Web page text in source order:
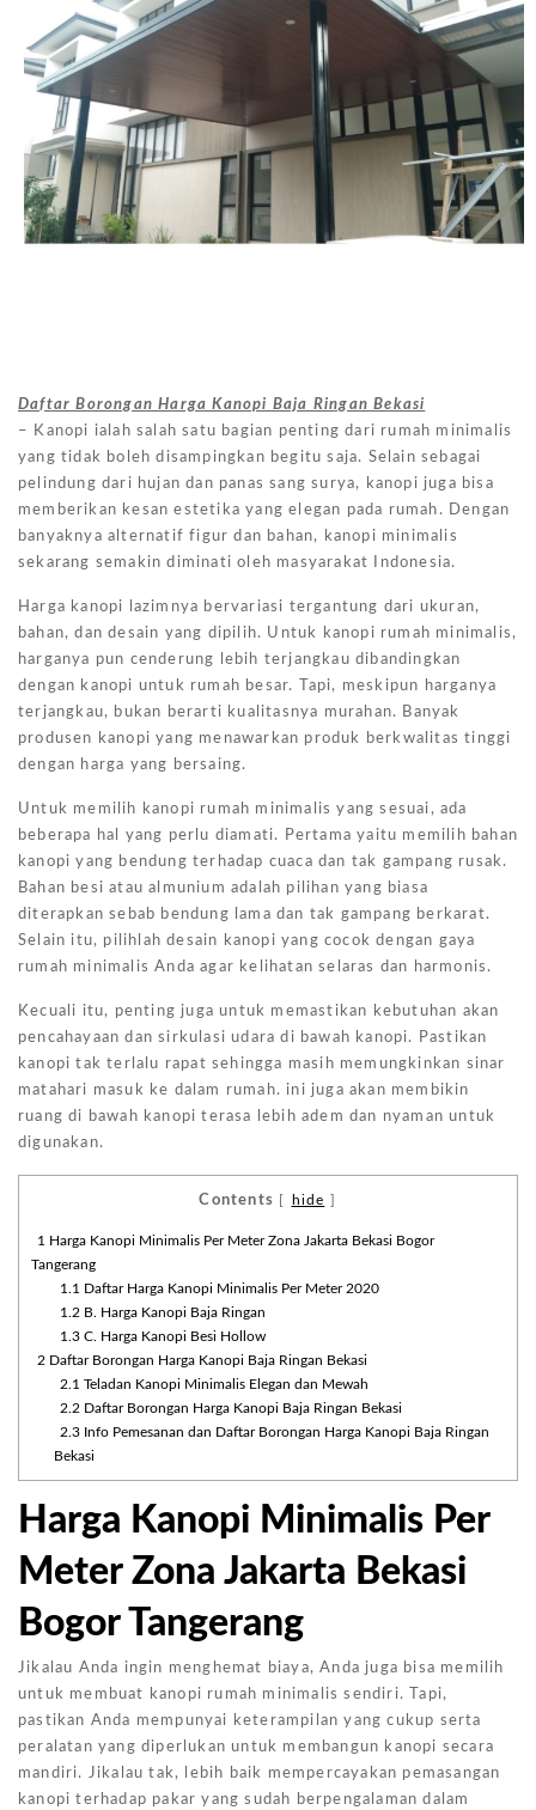
Daftar Borongan Harga Kanopi Baja Ringan Bekasi
– Kanopi ialah salah satu bagian penting dari rumah minimalis
yang tidak boleh disampingkan begitu saja. Selain sebagai
pelindung dari hujan dan panas sang surya, kanopi juga bisa
memberikan kesan estetika yang elegan pada rumah. Dengan
banyaknya alternatif figur dan bahan, kanopi minimalis
sekarang semakin diminati oleh masyarakat Indonesia.
Harga kanopi lazimnya bervariasi tergantung dari ukuran,
bahan, dan desain yang dipilih. Untuk kanopi rumah minimalis,
harganya pun cenderung lebih terjangkau dibandingkan
dengan kanopi untuk rumah besar. Tapi, meskipun harganya
terjangkau, bukan berarti kualitasnya murahan. Banyak
produsen kanopi yang menawarkan produk berkwalitas tinggi
dengan harga yang bersaing.
Untuk memilih kanopi rumah minimalis yang sesuai, ada
beberapa hal yang perlu diamati. Pertama yaitu memilih bahan
kanopi yang bendung terhadap cuaca dan tak gampang rusak.
Bahan besi atau almunium adalah pilihan yang biasa
diterapkan sebab bendung lama dan tak gampang berkarat.
Selain itu, pilihlah desain kanopi yang cocok dengan gaya
rumah minimalis Anda agar kelihatan selaras dan harmonis.
Kecuali itu, penting juga untuk memastikan kebutuhan akan
pencahayaan dan sirkulasi udara di bawah kanopi. Pastikan
kanopi tak terlalu rapat sehingga masih memungkinkan sinar
matahari masuk ke dalam rumah. ini juga akan membikin
ruang di bawah kanopi terasa lebih adem dan nyaman untuk
digunakan.
Contents hide
1
Harga Kanopi Minimalis Per Meter Zona Jakarta Bekasi Bogor
Tangerang
1.1
Daftar Harga Kanopi Minimalis Per Meter 2020
1.2 B. Harga Kanopi Baja Ringan
1.3C. Harga Kanopi Besi Hollow
2 Daftar Borongan Harga Kanopi Baja Ringan Bekasi
2.1 Teladan Kanopi Minimalis Elegan dan Mewah
2.2 Daftar Borongan Harga Kanopi Baja Ringan Bekasi
2.3Info Pemesanan dan Daftar Borongan Harga Kanopi Baja Ringan
Bekasi
Harga Kanopi Minimalis Per
Meter Zona Jakarta Bekasi
Bogor Tangerang
Jikalau Anda ingin menghemat biaya, Anda juga bisa memilih
untuk membuat kanopi rumah minimalis sendiri. Tapi,
pastikan Anda mempunyai keterampilan yang cukup serta
peralatan yang diperlukan untuk membangun kanopi secara
mandiri. Jikalau tak, lebih baik mempercayakan pemasangan
kanopi terhadap pakar yang sudah berpengalaman dalam